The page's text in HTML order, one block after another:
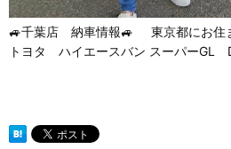
🚙千葉店 納車情報🚙 東京都にお
トヨタ ハイエースバン スーパーGL